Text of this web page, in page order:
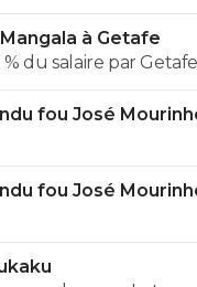
à Getafe
du salaire par
fou José
fou José